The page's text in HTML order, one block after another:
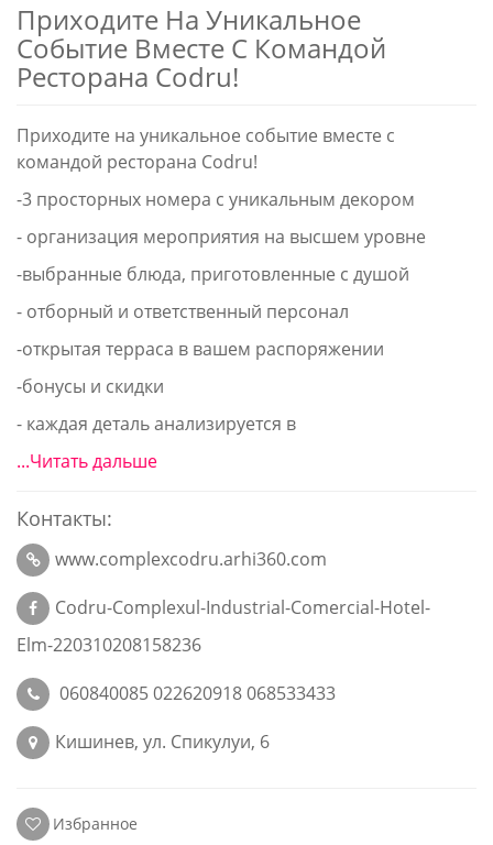
Приходите На Уникальное
Событие Вместе С Командой
Ресторана Codru!
Приходите на уникальное событие вместе с
командой ресторана Codru!
-3 просторных номера с уникальным декором
- организация мероприятия на высшем уровне
-выбранные блюда, приготовленные с душой
- отборный и ответственный персонал
-открытая терраса в вашем распоряжении
-бонусы и скидки
- каждая деталь анализируется в
...Читать дальше
Контакты:
www.complexcodru.arhi360.com
Codru-Complexul-Industrial-Comercial-Hotel-
Elm-220310208158236
060840085 022620918 068533433
Кишинев, ул. Спикулуи, 6
Избранное